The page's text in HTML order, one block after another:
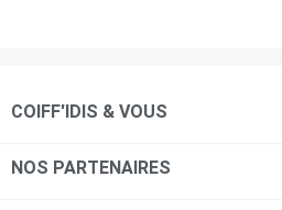
Des magasins
pensés pour
24 magasins
Accessibilité
& proximité
commerciaux
COIFF'IDIS & VOUS
NOS PARTENAIRES